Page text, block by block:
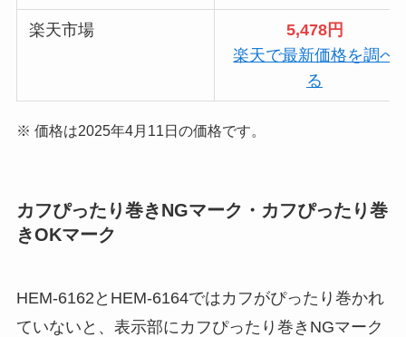
楽天市場
5,478円
楽天で最新価格を調べ
る
※ 価格は2025年4月11日の価格です。
カフぴったり巻きNGマーク・カフぴったり巻
きOKマーク
HEM-6162とHEM-6164ではカフがぴったり巻かれ
ていないと、表示部にカフぴったり巻きNGマーク